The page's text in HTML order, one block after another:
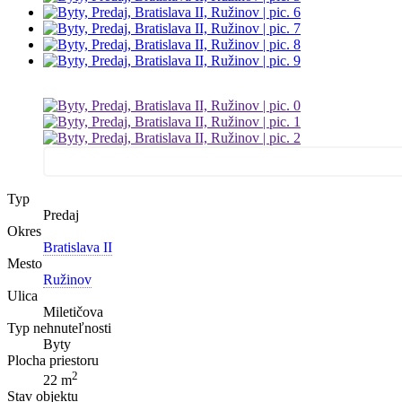
Typ
Predaj
Okres
Bratislava II
Mesto
Ružinov
Ulica
Miletičova
Typ nehnuteľnosti
Byty
Plocha priestoru
22 m2
Stav objektu